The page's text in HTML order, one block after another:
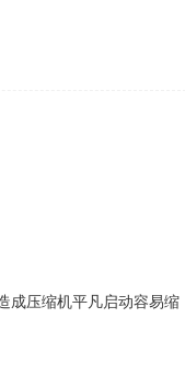
成压缩机平凡启动容易缩